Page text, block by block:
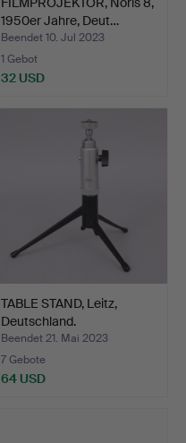
1950er Jahre, Deut…
Beendet 10. Jul 2023
1 Gebot
32 USD
TABLE STAND, Leitz,
Deutschland.
Beendet 21. Mai 2023
7 Gebote
64 USD